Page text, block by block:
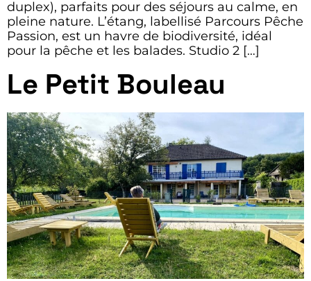
duplex), parfaits pour des séjours au calme, en
pleine nature. L’étang, labellisé Parcours Pêche
Passion, est un havre de biodiversité, idéal
pour la pêche et les balades. Studio 2 […]
Le Petit Bouleau